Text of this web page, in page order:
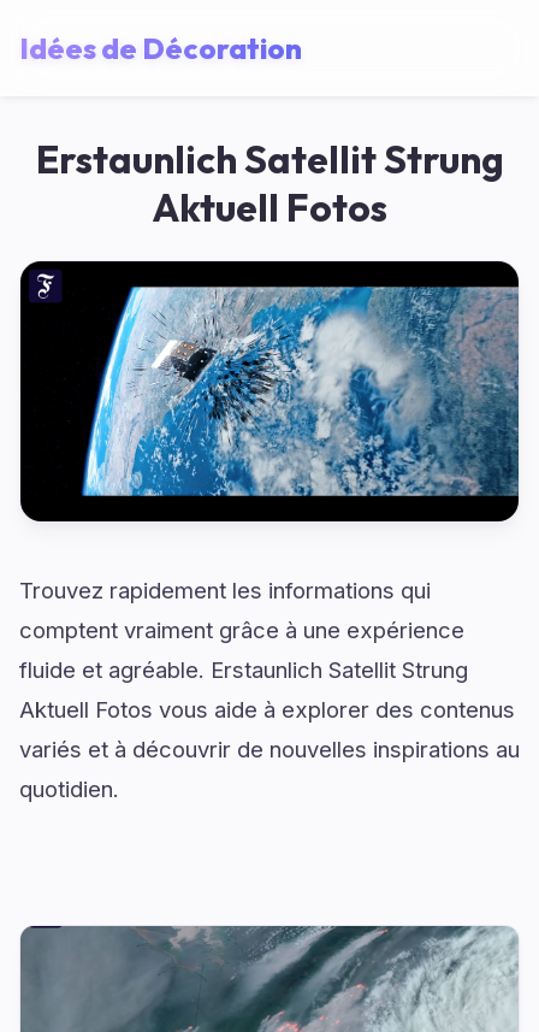
Idées de Décoration
Erstaunlich Satellit Strung
Aktuell Fotos
Trouvez rapidement les informations qui
comptent vraiment grâce à une expérience
fluide et agréable. Erstaunlich Satellit Strung
Aktuell Fotos vous aide à explorer des contenus
variés et à découvrir de nouvelles inspirations au
quotidien.